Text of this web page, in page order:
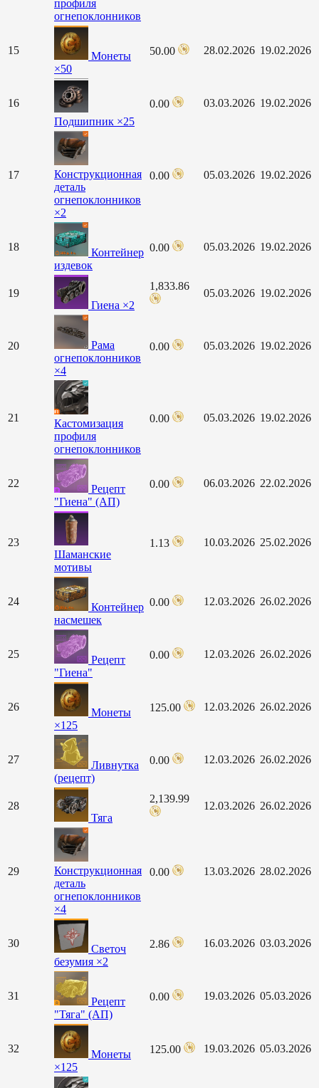
профиля
огнепоклонников
15
Монеты
×50
50.00 28.02.2026 19.02.2026
16
Подшипник ×25
0.00 03.03.2026 19.02.2026
17
Конструкционная
деталь
огнепоклонников
×2
0.00 05.03.2026 19.02.2026
18
Контейнер
издевок
0.00 05.03.2026 19.02.2026
19
Гиена ×2
1,833.86
05.03.2026 19.02.2026
20
Рама
огнепоклонников
×4
0.00 05.03.2026 19.02.2026
21
Кастомизация
профиля
огнепоклонников
0.00 05.03.2026 19.02.2026
22
Рецепт
"Гиена" (АП)
0.00 06.03.2026 22.02.2026
23
Шаманские
мотивы
1.13 10.03.2026 25.02.2026
24
Контейнер
насмешек
0.00 12.03.2026 26.02.2026
25
Рецепт
"Гиена"
0.00 12.03.2026 26.02.2026
26
Монеты
×125
125.00 12.03.2026 26.02.2026
27
Ливнутка
(рецепт)
0.00 12.03.2026 26.02.2026
28
Тяга
2,139.99
12.03.2026 26.02.2026
29
Конструкционная
деталь
огнепоклонников
×4
0.00 13.03.2026 28.02.2026
30
Светоч
безумия ×2
2.86 16.03.2026 03.03.2026
31
Рецепт
"Тяга" (АП)
0.00 19.03.2026 05.03.2026
32
Монеты
×125
125.00 19.03.2026 05.03.2026